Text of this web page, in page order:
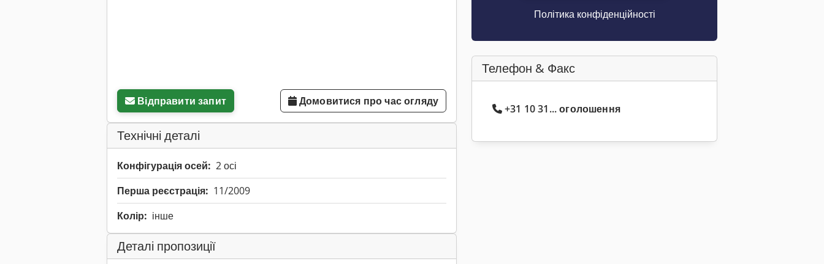
Відправити запит Домовитися про час огляду
Технічні деталі
Конфігурація осей: 2 осі
Перша реєстрація: 11/2009
Колір: інше
Деталі пропозиції
Політика конфіденційності
Телефон & Факс
+31 10 31... оголошення